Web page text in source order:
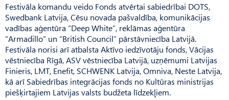
Festivāla komandu veido Fonds atvērtai sabiedrībai DOTS,
Swedbank Latvija, Cēsu novada pašvaldība, komunikācijas
vadības aģentūra “Deep White”, reklāmas aģentūra
“Armadillo” un “British Council” pārstāvniecība Latvijā.
Festivāla norisi arī atbalsta Aktīvo iedzīvotāju fonds, Vācijas
vēstniecība Rīgā, ASV vēstniecība Latvijā, uzņēmumi Latvijas
Finieris, LMT, Enefit, SCHWENK Latvija, Omniva, Neste Latvija,
kā arī Sabiedrības integrācijas fonds no Kultūras ministrijas
piešķirtajiem Latvijas valsts budžeta līdzekļiem.